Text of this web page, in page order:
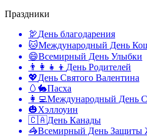
Праздники
🦃День благодарения
🐱Международный День
😄Всемирный День Улыбки
👨‍👩‍👧‍👦 День Родителей
💖День Святого Валентина
🥚🐇Пасха
👩‍💻Международный День
🎃Хэллоуин
🇨🇦День Канады
🦓Всемирный День Защиты